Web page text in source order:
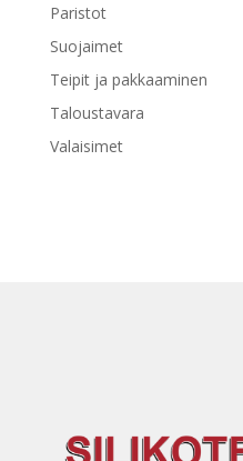
Paristot
Suojaimet
Teipit ja pakkaaminen
Taloustavara
Valaisimet